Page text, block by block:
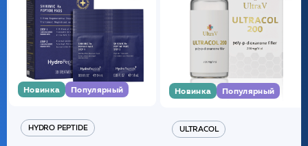
Новинка Популярный
HYDRO PEPTIDE
Новинка Популярный
ULTRACOL